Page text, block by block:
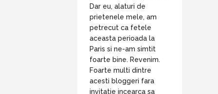
Dar eu, alaturi de
prietenele mele, am
petrecut ca fetele
aceasta perioada la
Paris si ne-am simtit
foarte bine. Revenim.
Foarte multi dintre
acesti bloggeri fara
invitatie incearca sa